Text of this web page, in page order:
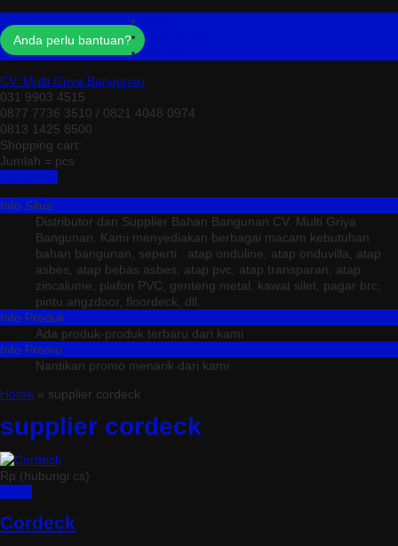
Anda perlu bantuan?
CV. Multi Griya Bangunan
031 9903 4515
0877 7736 3510 / 0821 4048 0974
0813 1425 8500
Shopping cart:
Jumlah = pcs
Info Situs
Distributor dan Supplier Bahan Bangunan CV. Multi Griya
Bangunan. Kami menyediakan berbagai macam kebutuhan
bahan bangunan, seperti : atap onduline, atap onduvilla, atap
asbes, atap bebas asbes, atap pvc, atap transparan, atap
zincalume, plafon PVC, genteng metal, kawat silet, pagar brc,
pintu angzdoor, floordeck, dll.
Info Produk
Ada produk-produk terbaru dari kami
Info Promo
Nantikan promo menarik dari kami
Home » supplier cordeck
supplier cordeck
Rp (hubungi cs)
Cordeck